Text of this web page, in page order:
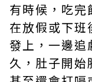
有時候，吃完
在放假或下班
發上，一邊追
久，肚子開始